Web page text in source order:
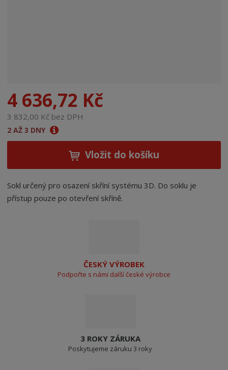
4 636,72 Kč
3 832,00 Kč bez DPH
2 AŽ 3 DNY
Vložit do košíku
Sokl určený pro osazení skříní systému 3D. Do soklu je
přístup pouze po otevření skříně.
ČESKÝ VÝROBEK
Podpořte s námi další české výrobce
3 ROKY ZÁRUKA
Poskytujeme záruku 3 roky